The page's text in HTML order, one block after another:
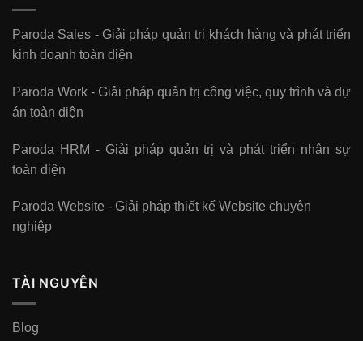
Paroda Sales - Giải pháp quản trị khách hàng và phát triển
kinh doanh toàn diện
Paroda Work - Giải pháp quản trị công việc, quy trình và dự
án toàn diện
Paroda HRM - Giải pháp quản trị và phát triển nhân sự
toàn diện
Paroda Website - Giải pháp thiết kế Website chuyên
nghiệp
TÀI NGUYÊN
Blog